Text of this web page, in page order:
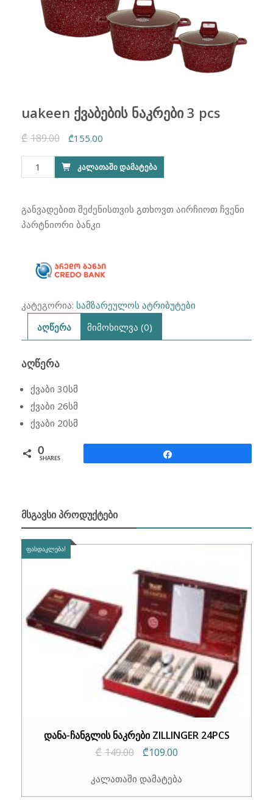
uakeen ქვაბების ნაკრები 3 pcs
₾ 189.00
Original
price
was:
₾155.00
price
is:
რაოდენობა:
uakeen
ნაკრები
3
ᲙᲐᲚᲐᲗᲐᲨᲘ ᲓᲐᲛᲐᲢᲔᲑᲐ
განვადებით შეძენისთვის გთხოვთ აირჩიოთ ჩვენი
პარტნიორი ბანკი
კატეგორია: სამზარეულოს ატრიბუტები
აღწერა
მიმოხილვა (0)
ᲐᲦᲬᲔᲠᲐ
ქვაბი 30სმ
ქვაბი 26სმ
ქვაბი 20სმ
0
SHARES
ᲛᲡᲒᲐᲕᲡᲘ ᲞᲠᲝᲓᲣᲥᲢᲔᲑᲘ
ᲤᲐᲡᲓᲐᲙᲚᲔᲑᲐ!
დანა-ჩანგლის ნაკრები ZILLINGER 24PCS
₾ 149.00
Original
was:
₾109.00Current
is:
კალათაში დამატება